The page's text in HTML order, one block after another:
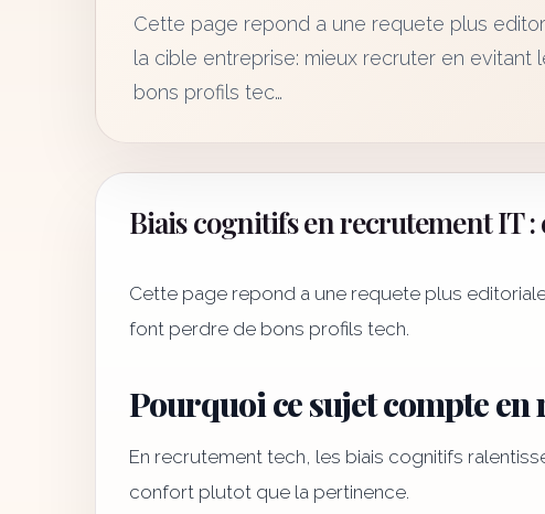
Cette page repond a une requete plus
la cible entreprise: mieux recruter en
bons profils tec…
Biais cognitifs en recrutement IT :
Cette page repond a une requete plus
font perdre de bons profils tech.
Pourquoi ce sujet compte
En recrutement tech, les biais cognitifs
confort plutot que la pertinence.